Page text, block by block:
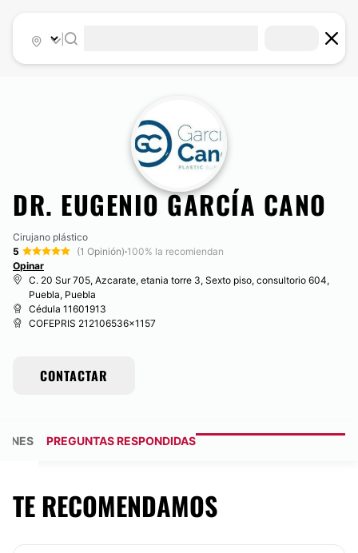
DR. EUGENIO GARCÍA CANO
Cirujano plástico
5
(1 Opinión)·100% la recomiendan
Opinar
C. 20 Sur 705, Azcarate, etania torre 3, Sexto piso, consultorio 604,
Puebla, Puebla
Cédula 11601913
COFEPRIS 212106536x1157
CONTACTAR
PREGUNTAS RESPONDIDAS
TE RECOMENDAMOS